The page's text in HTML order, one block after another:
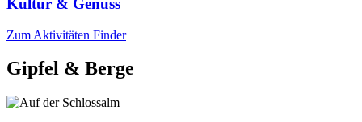
Kultur & Genuss
Zum Aktivitäten Finder
Gipfel & Berge